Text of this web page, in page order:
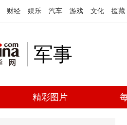
财经 娱乐 汽车 游戏 文化 援藏
军事
精彩图片